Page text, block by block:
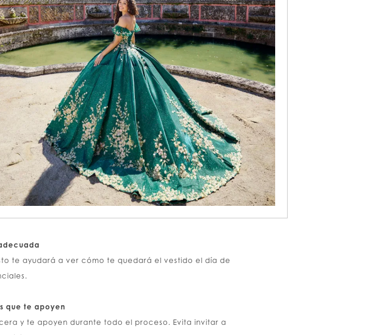
te ayudará a ver cómo te quedará el vestido el día de
que te apoyen
y te apoyen durante todo el proceso. Evita invitar a